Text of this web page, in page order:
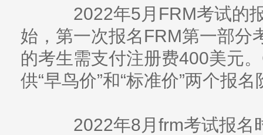
2022年5月FRM考试的报
始，第一次报名FRM第一部分
的考生需支付注册费400美元
供“早鸟价”和“标准价”两个报名
2022年8月frm考试报名